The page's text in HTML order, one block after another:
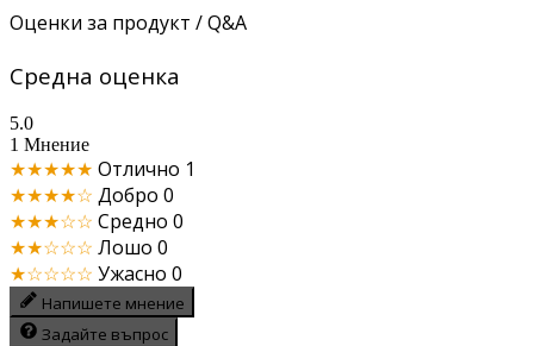
Оценки за продукт / Q&A
Средна оценка
5.0
1 Мнение
★★★★★ Отлично 1
★★★★☆ Добро 0
★★★☆☆ Средно 0
★★☆☆☆ Лошо 0
★☆☆☆☆ Ужасно 0
Напишете мнение
Задайте въпрос